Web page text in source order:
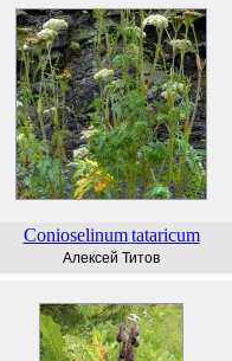
Conioselinum tataricum
Алексей Титов